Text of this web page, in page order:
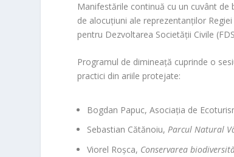
Manifestările continuă cu un cuvânt
de alocuțiuni ale reprezentanților
pentru Dezvoltarea Societății Civile
Programul de dimineață cuprinde o
practici din ariile protejate:
Bogdan Papuc, Asociația de
Sebastian Cătănoiu,Parcul Natural
Viorel Roșca, Conservarea